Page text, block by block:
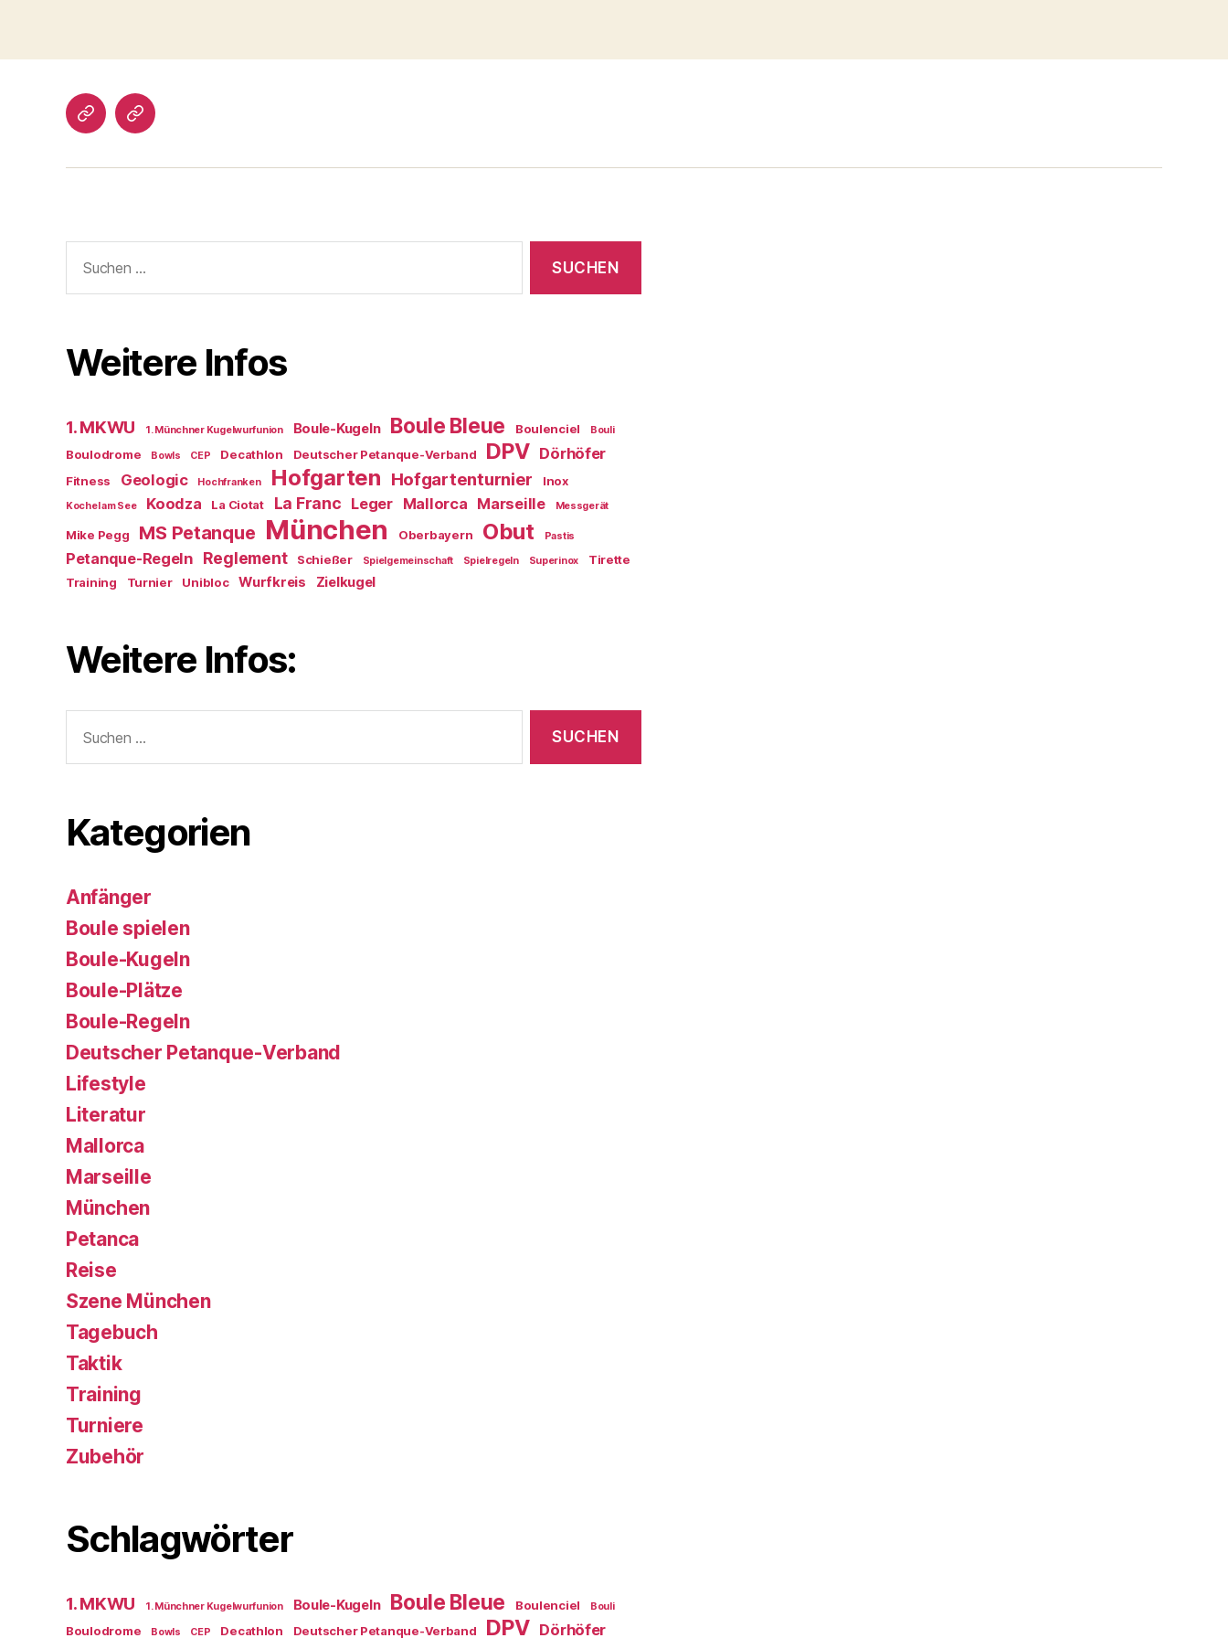
Impressum/DatSchutz
Beliebte
Kugeln
nach:
Weitere Infos
1. MKWU 1. Münchner Kugelwurfunion Boule-Kugeln Boule Bleue Boulenciel Bouli
Boulodrome Bowls CEP Decathlon Deutscher Petanque-Verband DPV Dörhöfer
Fitness Geologic Hochfranken Hofgarten Hofgartenturnier Inox
Kochel am See Koodza La Ciotat La Franc Leger Mallorca Marseille Messgerät
Mike Pegg MS Petanque München Oberbayern Obut Pastis
Petanque-Regeln Reglement Schießer Spielgemeinschaft Spielregeln Superinox
Tirette
Training
Turnier Unibloc Wurfkreis Zielkugel
Weitere Infos:
nach:
Kategorien
Anfänger
Boule spielen
Boule-Kugeln
Boule-Plätze
Boule-Regeln
Deutscher Petanque-Verband
Lifestyle
Literatur
Mallorca
Marseille
München
Petanca
Reise
Szene München
Tagebuch
Taktik
Training
Turniere
Zubehör
Schlagwörter
1. MKWU 1. Münchner Kugelwurfunion Boule-Kugeln Boule Bleue Boulenciel Bouli
Boulodrome Bowls CEP Decathlon Deutscher Petanque-Verband DPV Dörhöfer